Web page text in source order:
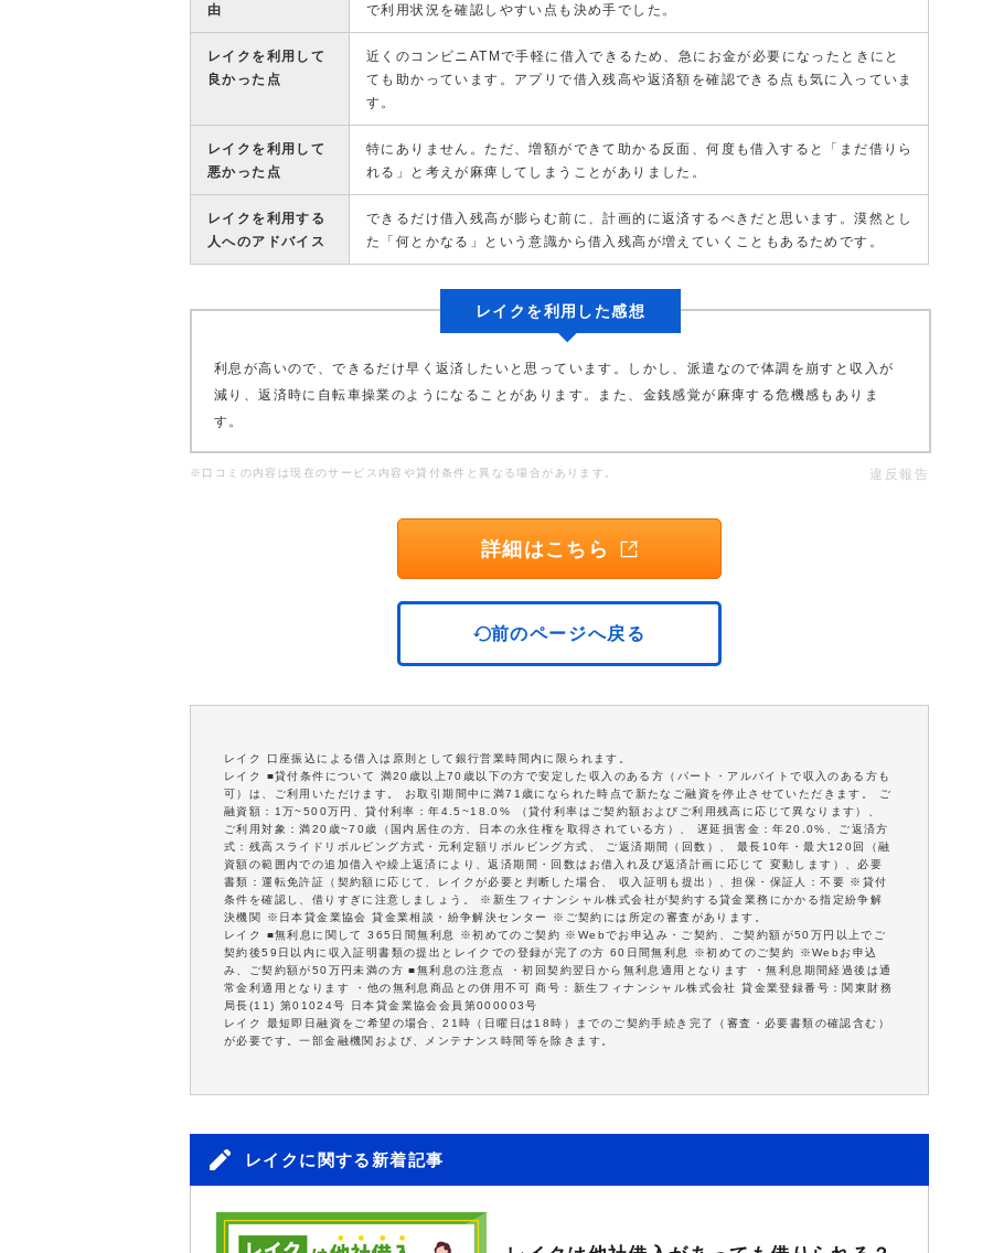
由
で利用状況を確認しやすい点も決め手でした。
レイクを利用して
良かった点
近くのコンビニATMで手軽に借入できるため、急にお金が必要になったときにと
ても助かっています。アプリで借入残高や返済額を確認できる点も気に入っていま
す。
レイクを利用して
悪かった点
特にありません。ただ、増額ができて助かる反面、何度も借入すると「まだ借りら
れる」と考えが麻痺してしまうことがありました。
レイクを利用する
人へのアドバイス
できるだけ借入残高が膨らむ前に、計画的に返済するべきだと思います。漠然とし
た「何とかなる」という意識から借入残高が増えていくこともあるためです。
レイクを利用した感想
利息が高いので、できるだけ早く返済したいと思っています。しかし、派遣なので体調を崩すと収入が
減り、返済時に自転車操業のようになることがあります。また、金銭感覚が麻痺する危機感もありま
す。
※口コミの内容は現在のサービス内容や貸付条件と異なる場合があります。 違反報告
詳細はこちら
前のページへ戻る
レイク 口座振込による借入は原則として銀行営業時間内に限られます。
レイク ■貸付条件について 満20歳以上70歳以下の方で安定した収入のある方（パート・アルバイトで収入のある方も
可）は、ご利用いただけます。 お取引期間中に満71歳になられた時点で新たなご融資を停止させていただきます。 ご
融資額：1万~500万円、貸付利率：年4.5~18.0% （貸付利率はご契約額およびご利用残高に応じて異なります）、
ご利用対象：満20歳~70歳（国内居住の方、日本の永住権を取得されている方）、 遅延損害金：年20.0%、ご返済方
式：残高スライドリボルビング方式・元利定額リボルビング方式、 ご返済期間（回数）、 最長10年・最大120回（融
資額の範囲内での追加借入や繰上返済により、返済期間・回数はお借入れ及び返済計画に応じて 変動します）、必要
書類：運転免許証（契約額に応じて、レイクが必要と判断した場合、 収入証明も提出）、担保・保証人：不要 ※貸付
条件を確認し、借りすぎに注意しましょう。 ※新生フィナンシャル株式会社が契約する貸金業務にかかる指定紛争解
決機関 ※日本貸金業協会 貸金業相談・紛争解決センター ※ご契約には所定の審査があります。
レイク ■無利息に関して 365日間無利息 ※初めてのご契約 ※Webでお申込み・ご契約、ご契約額が50万円以上でご
契約後59日以内に収入証明書類の提出とレイクでの登録が完了の方 60日間無利息 ※初めてのご契約 ※Webお申込
み、ご契約額が50万円未満の方 ■無利息の注意点 ・初回契約翌日から無利息適用となります ・無利息期間経過後は通
常金利適用となります ・他の無利息商品との併用不可 商号：新生フィナンシャル株式会社 貸金業登録番号：関東財務
局長(11) 第01024号 日本貸金業協会会員第000003号
レイク 最短即日融資をご希望の場合、21時（日曜日は18時）までのご契約手続き完了（審査・必要書類の確認含む）
が必要です。一部金融機関および、メンテナンス時間等を除きます。
レイクに関する新着記事